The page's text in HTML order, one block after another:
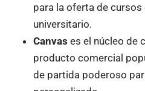
para la oferta de
universitario.
Canvas es el núcleo de
producto comercial
de partida poderoso